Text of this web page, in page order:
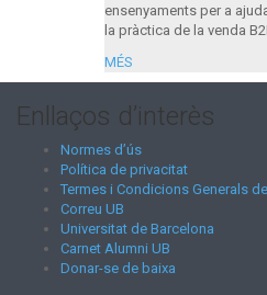
ensenyaments per a
la pràctica de la venda
MÉS
Enllaços d’interès
Normes d’ús
Política de privacitat
Termes i Condicions Generals
Correu UB
Universitat de Barcelona
Carnet Alumni UB
Donar-se de baixa